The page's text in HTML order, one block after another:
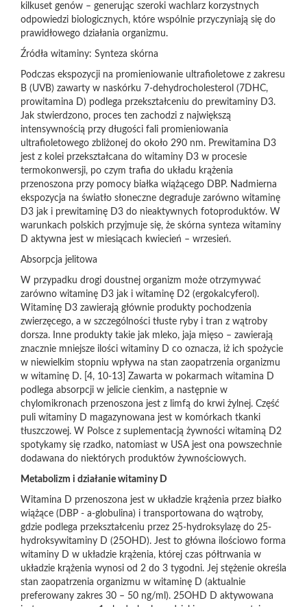
kilkuset genów – generując szeroki wachlarz korzystnych
odpowiedzi biologicznych, które wspólnie przyczyniają się do
prawidłowego działania organizmu.
Źródła witaminy: Synteza skórna
Podczas ekspozycji na promieniowanie ultrafioletowe z zakresu
B (UVB) zawarty w naskórku 7-dehydrocholesterol (7DHC,
prowitamina D) podlega przekształceniu do prewitaminy D3.
Jak stwierdzono, proces ten zachodzi z największą
intensywnością przy długości fali promieniowania
ultrafioletowego zbliżonej do około 290 nm. Prewitamina D3
jest z kolei przekształcana do witaminy D3 w procesie
termokonwersji, po czym trafia do układu krążenia
przenoszona przy pomocy białka wiążącego DBP. Nadmierna
ekspozycja na światło słoneczne degraduje zarówno witaminę
D3 jak i prewitaminę D3 do nieaktywnych fotoproduktów. W
warunkach polskich przyjmuje się, że skórna synteza witaminy
D aktywna jest w miesiącach kwiecień – wrzesień.
Absorpcja jelitowa
W przypadku drogi doustnej organizm może otrzymywać
zarówno witaminę D3 jak i witaminę D2 (ergokalcyferol).
Witaminę D3 zawierają głównie produkty pochodzenia
zwierzęcego, a w szczególności tłuste ryby i tran z wątroby
dorsza. Inne produkty takie jak mleko, jaja mięso – zawierają
znacznie mniejsze ilości witaminy D co oznacza, iż ich spożycie
w niewielkim stopniu wpływa na stan zaopatrzenia organizmu
w witaminę D. [4, 10-13] Zawarta w pokarmach witamina D
podlega absorpcji w jelicie cienkim, a następnie w
chylomikronach przenoszona jest z limfą do krwi żylnej. Część
puli witaminy D magazynowana jest w komórkach tkanki
tłuszczowej. W Polsce z suplementacją żywności witaminą D2
spotykamy się rzadko, natomiast w USA jest ona powszechnie
dodawana do niektórych produktów żywnościowych.
Metabolizm i działanie witaminy D
Witamina D przenoszona jest w układzie krążenia przez białko
wiążące (DBP - a-globulina) i transportowana do wątroby,
gdzie podlega przekształceniu przez 25-hydroksylazę do 25-
hydroksywitaminy D (25OHD). Jest to główna ilościowo forma
witaminy D w układzie krążenia, której czas półtrwania w
układzie krążenia wynosi od 2 do 3 tygodni. Jej stężenie określa
stan zaopatrzenia organizmu w witaminę D (aktualnie
preferowany zakres 30 – 50 ng/ml). 25OHD D aktywowana